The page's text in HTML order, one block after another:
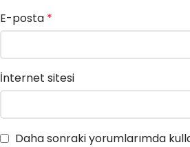
E-posta *
İnternet sitesi
Daha sonraki yorumlarımda